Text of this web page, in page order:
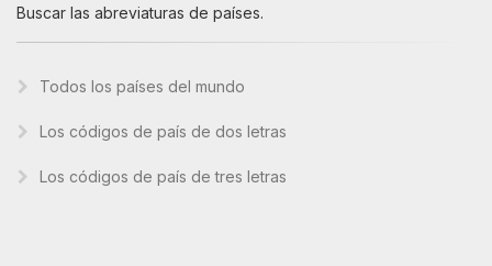
Buscar las abreviaturas de países.
Todos los países del mundo
Los códigos de país de dos letras
Los códigos de país de tres letras